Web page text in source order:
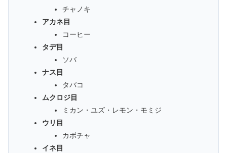
チャノキ
アカネ目
コーヒー
タデ目
ソバ
ナス目
タバコ
ムクロジ目
ミカン・ユズ・レモン・モミジ
ウリ目
カボチャ
イネ目